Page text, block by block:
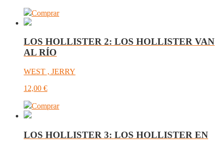
Comprar
LOS HOLLISTER 2: LOS HOLLISTER VAN
AL RÍO
WEST , JERRY
12,00 €
Comprar
LOS HOLLISTER 3: LOS HOLLISTER EN